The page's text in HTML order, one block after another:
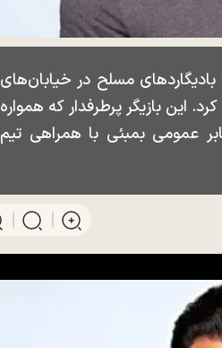
مسلح در خیابان‌های
این بازیگر پرطرفدار که همواره
عمومی بمبئی با همراهی تیم